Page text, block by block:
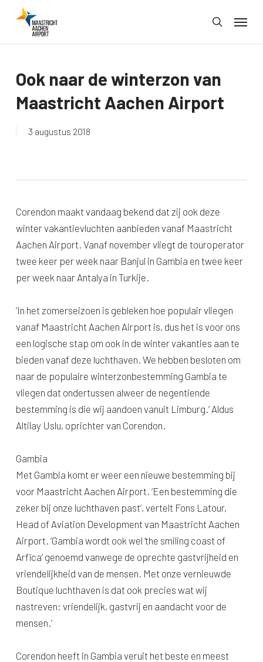
search
Menu
Ook naar de winterzon van
Maastricht Aachen Airport
3 augustus 2018
Corendon maakt vandaag bekend dat zij ook deze
winter vakantievluchten aanbieden vanaf Maastricht
Aachen Airport. Vanaf november vliegt de touroperator
twee keer per week naar Banjul in Gambia en twee keer
per week naar Antalya in Turkije.
‘In het zomerseizoen is gebleken hoe populair vliegen
vanaf Maastricht Aachen Airport is, dus het is voor ons
een logische stap om ook in de winter vakanties aan te
bieden vanaf deze luchthaven. We hebben besloten om
naar de populaire winterzonbestemming Gambia te
vliegen dat ondertussen alweer de negentiende
bestemming is die wij aandoen vanuit Limburg.’ Aldus
Altilay Uslu, oprichter van Corendon.
Gambia
Met Gambia komt er weer een nieuwe bestemming bij
voor Maastricht Aachen Airport. ‘Een bestemming die
zeker bij onze luchthaven past’, vertelt Fons Latour,
Head of Aviation Development van Maastricht Aachen
Airport. ‘Gambia wordt ook wel ‘the smiling coast of
Arfica’ genoemd vanwege de oprechte gastvrijheid en
vriendelijkheid van de mensen. Met onze vernieuwde
Boutique luchthaven is dat ook precies wat wij
nastreven: vriendelijk, gastvrij en aandacht voor de
mensen.’
Corendon heeft in Gambia veruit het beste en meest